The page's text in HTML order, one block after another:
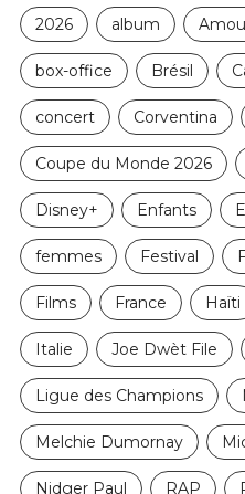
2026 album
box-office Brésil
concert Corventina
Coupe du Monde 2026
Disney+ Enfants
femmes Festival
Films France Haïti
Italie Joe Dwèt File
Ligue des Champions
Melchie Dumornay
Nidger Paul RAP